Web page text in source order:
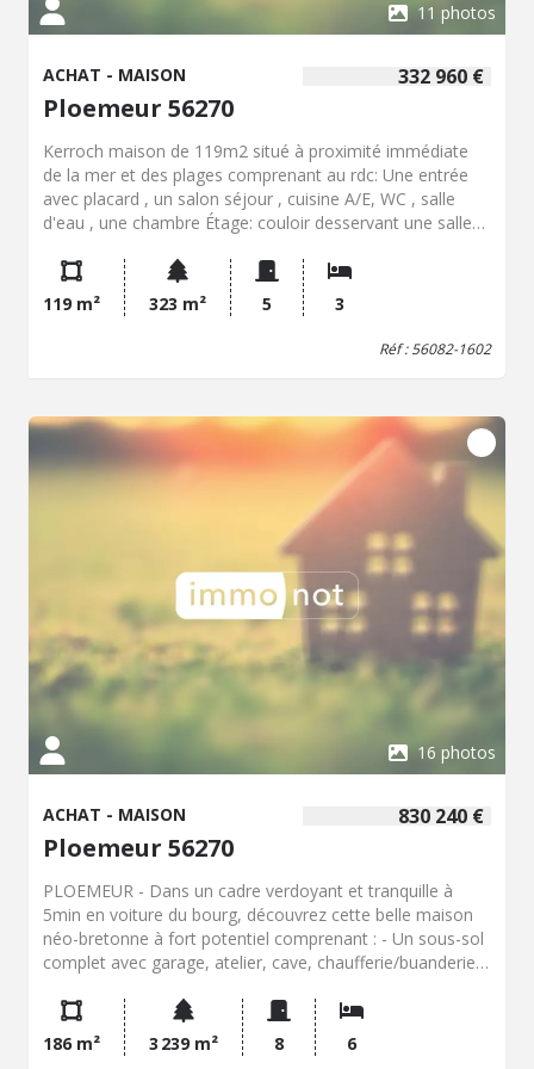
11 photos
332 960 €
ACHAT - MAISON
Ploemeur 56270
Kerroch maison de 119m2 situé à proximité immédiate
de la mer et des plages comprenant au rdc: Une entrée
avec placard , un salon séjour , cuisine A/E, WC , salle
d'eau , une chambre Étage: couloir desservant une salle
de réalisé une grande chambre avec dressing et bureau),2
chambres, un grenier Garage avec buanderie Jardin clos
Travaux à prévoir.
119 m² 323 m² 5 3
Réf : 56082-1602
16 photos
830 240 €
ACHAT - MAISON
Ploemeur 56270
PLOEMEUR - Dans un cadre verdoyant et tranquille à
5min en voiture du bourg, découvrez cette belle maison
néo-bretonne à fort potentiel comprenant : - Un sous-sol
complet avec garage, atelier, cave, chaufferie/buanderie,
entrée, un vaste salon-séjour avec cheminée insert
donnant sur la terrasse, une cuisine aménagée, un
bureau, une chambre avec salle de bains privative et
186 m² 3 239 m² 8 6